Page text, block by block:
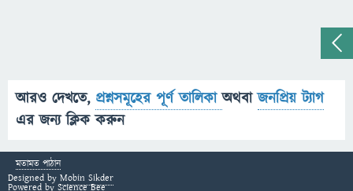
আরও দেখতে, প্রশ্নসমূহের পূর্ণ তালিকাঅথবাজনপ্রিয় ট্যাগ
এর জন্য ক্লিক করুন
মতামত পাঠান
Designed by Mobin Sikder
Powered by Science Bee